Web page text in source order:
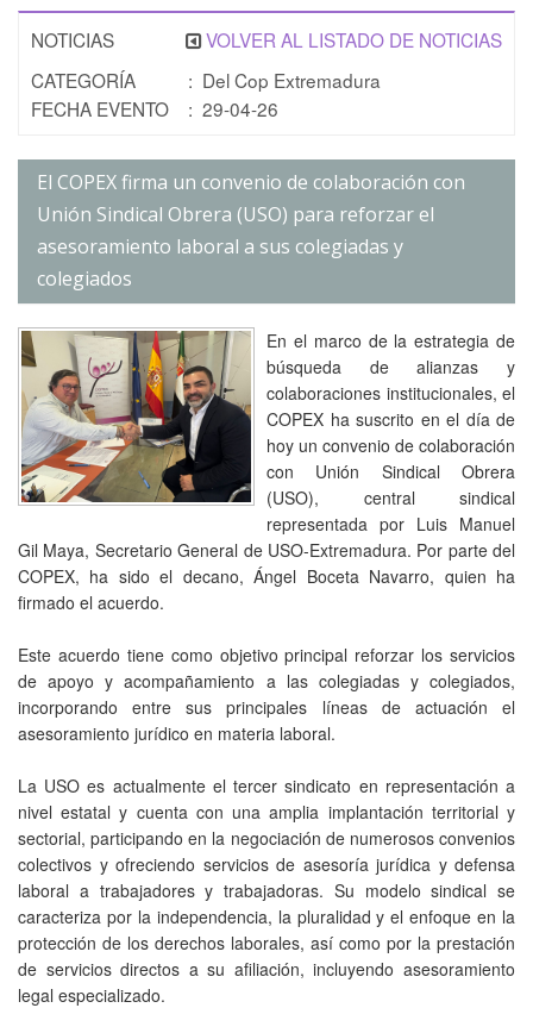
NOTICIAS
VOLVER AL LISTADO DE NOTICIAS
CATEGORÍA
: Del Cop Extremadura
FECHA EVENTO
: 29-04-26
El COPEX firma un convenio de colaboración con
Unión Sindical Obrera (USO) para reforzar el
asesoramiento laboral a sus colegiadas y
colegiados
En el marco de la estrategia de
búsqueda de alianzas y
colaboraciones institucionales, el
COPEX ha suscrito en el día de
hoy un convenio de colaboración
con Unión Sindical Obrera
(USO), central sindical
representada por Luis Manuel
Gil Maya, Secretario General de USO-Extremadura. Por parte del
COPEX, ha sido el decano, Ángel Boceta Navarro, quien ha
firmado el acuerdo.
Este acuerdo tiene como objetivo principal reforzar los servicios
de apoyo y acompañamiento a las colegiadas y colegiados,
incorporando entre sus principales líneas de actuación el
asesoramiento jurídico en materia laboral.
La USO es actualmente el tercer sindicato en representación a
nivel estatal y cuenta con una amplia implantación territorial y
sectorial, participando en la negociación de numerosos convenios
colectivos y ofreciendo servicios de asesoría jurídica y defensa
laboral a trabajadores y trabajadoras. Su modelo sindical se
caracteriza por la independencia, la pluralidad y el enfoque en la
protección de los derechos laborales, así como por la prestación
de servicios directos a su afiliación, incluyendo asesoramiento
legal especializado.